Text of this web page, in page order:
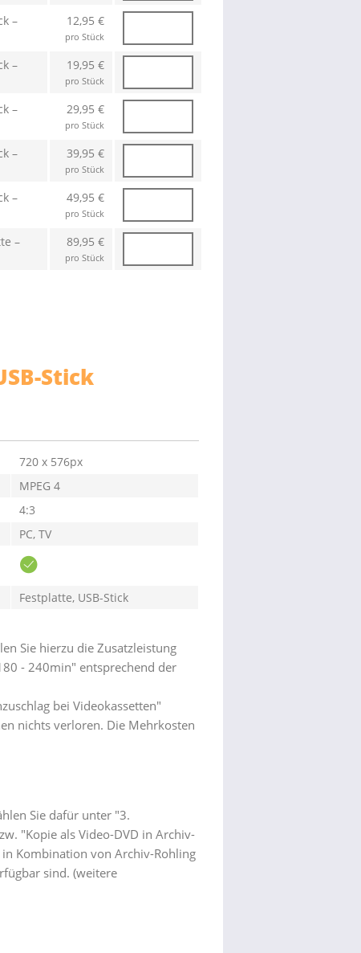
–
12,95 €
pro Stück
–
19,95 €
pro Stück
–
29,95 €
pro Stück
–
39,95 €
pro Stück
–
49,95 €
pro Stück
–
89,95 €
pro Stück
Stick
720 x 576px
MPEG 4
4:3
PC, TV
Festplatte, USB-Stick
Sie hierzu die Zusatzleistung
- 240min" entsprechend der
bei Videokassetten"
nichts verloren. Die Mehrkosten
Sie dafür unter "3.
"Kopie als Video-DVD in Archiv-
Kombination von Archiv-Rohling
sind. (weitere